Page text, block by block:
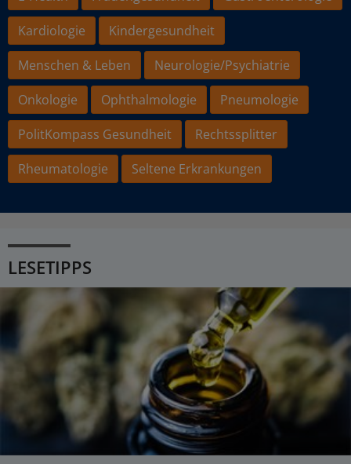
Kardiologie
Kindergesundheit
Menschen & Leben
Neurologie/Psychiatrie
Onkologie
Ophthalmologie
Pneumologie
PolitKompass Gesundheit
Rechtssplitter
Rheumatologie
Seltene Erkrankungen
LESETIPPS